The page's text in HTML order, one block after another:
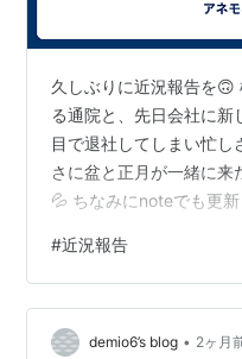
久しぶりに近況報告を🙃
る通院と、先日会社に新
目で退社してしまい忙し
さに盆と正月が一緒に来
💦 ちなみにnoteでも更
してる合間を縫って、お
内田有紀さんとてらのW
ッドナイト屋台Season2
WESTA!の円盤化が決ま
#近況報告
demio6’s blog • 2ヶ月